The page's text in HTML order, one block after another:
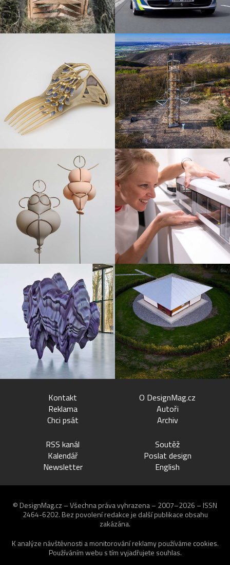
Kontakt
Reklama
Chci psát
O DesignMag.cz
Autoři
Archiv
RSS kanál
Kalendář
Newsletter
Soutěž
Poslat design
English
© DesignMag.cz – Všechna práva vyhrazena – 2007–2026 – ISSN
2464-6202. Bez povolení redakce je další publikace obsahu
zakázána.
K analýze návštěvnosti a monitorování reklamy používáme cookies.
Používáním webu s tím vyjadřujete souhlas.